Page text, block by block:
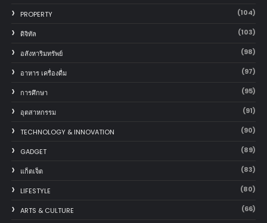
PROPERTY (104)
ดิจิทัล (103)
อสังหาริมทรัพย์ (98)
อาหาร เครื่องดื่ม (97)
การศึกษา (95)
อุตสาหกรรม (91)
TECHNOLOGY & INNOVATION (90)
GADGET (89)
แก็ตเจ็ต (83)
LIFESTYLE (80)
ARTS & CULTURE (66)